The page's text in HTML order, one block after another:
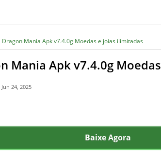
Dragon Mania Apk v7.4.0g Moedas e joias ilimitadas
Mania Apk v7.4.0g
Jun 24, 2025
Baixe Agora